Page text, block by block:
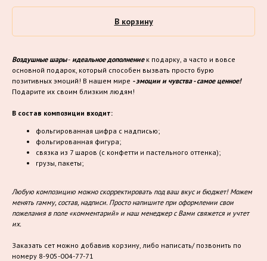
В корзину
Воздушные шары- идеальное дополнениек подарку, а часто и вовсе
основной подарок, который способен вызвать просто бурю
позитивных эмоций! В нашем мире - эмоции и чувства - самое ценное!
Подарите их своим близким людям!
В состав композиции входит:
фольгированная цифра с надписью;
фольгированная фигура;
связка из 7 шаров (с конфетти и пастельного оттенка);
грузы, пакеты;
Любую композицию можно скорректировать под ваш вкус и бюджет! Можем
менять гамму, состав, надписи. Просто напишите при оформлении свои
пожелания в поле «комментарий» и наш менеджер с Вами свяжется и учтет
их.
Заказать сет можно добавив корзину, либо написать/ позвонить по
номеру 8-905-004-77-71